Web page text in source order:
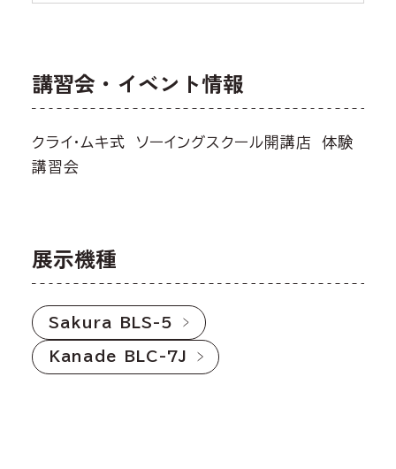
講習会・イベント情報
クライ・ムキ式 ソーイングスクール開講店 体験
講習会
展示機種
Sakura BLS-5
Kanade BLC-7J